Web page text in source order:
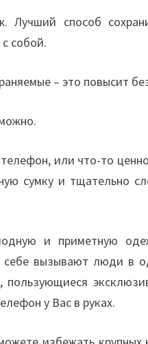
способ
собой.
– это повысит
или что-то
сумку и тщательно
и приметную
себе вызывают люди в
у Вас в руках.